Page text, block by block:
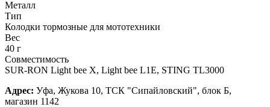
Металл
Тип
Колодки тормозные для мототехники
Вес
40 г
Совместимость
SUR-RON Light bee X, Light bee L1E, STING TL3000
Адрес: Уфа, Жукова 10, ТСК "Сипайловский", блок Б,
магазин 1142